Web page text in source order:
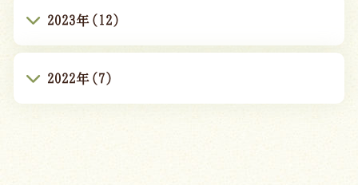
2023年(12)
2022年(7)